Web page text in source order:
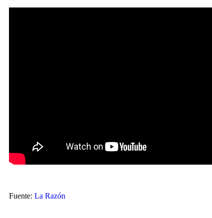
Fuente: La Razón